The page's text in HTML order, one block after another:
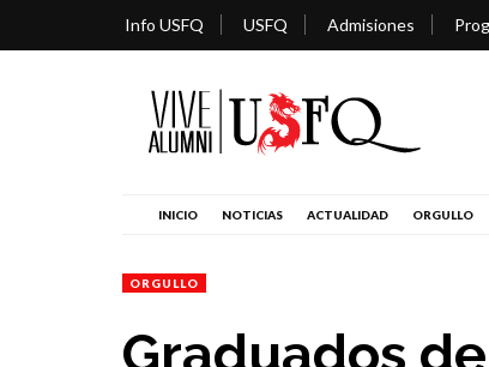
Info USFQ USFQ Admisiones
INICIO NOTICIAS ACTUALIDAD ORGULLO
ORGULLO